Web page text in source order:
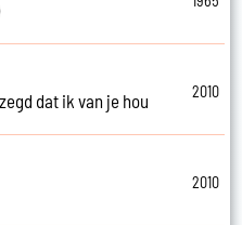
dat ik van je hou
2010
2010